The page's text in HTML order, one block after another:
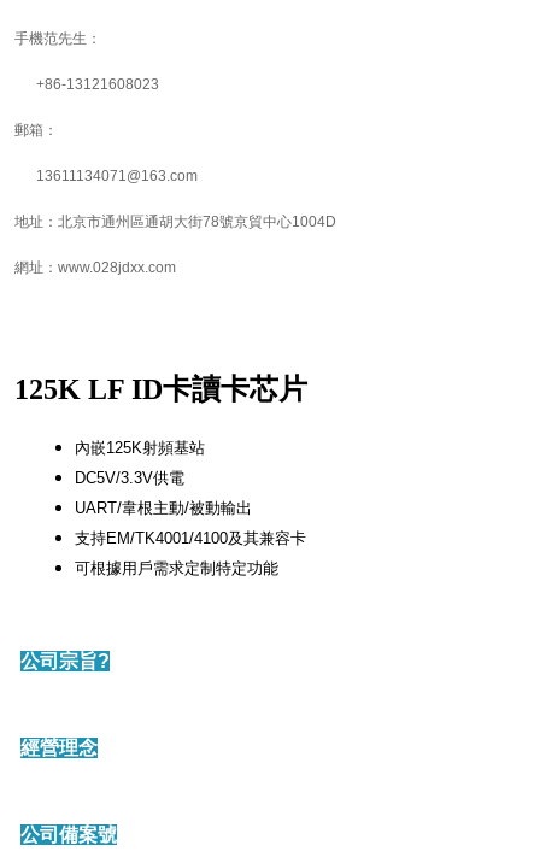
手機范先生：
+86-13121608023
郵箱：
13611134071@163.com
地址：北京市通州區通胡大街78號京貿中心1004D
網址：www.028jdxx.com
125K LF ID卡讀卡芯片
內嵌125K射頻基站
DC5V/3.3V供電
UART/韋根主動/被動輸出
支持EM/TK4001/4100及其兼容卡
可根據用戶需求定制特定功能
公司宗旨?
經營理念
公司備案號